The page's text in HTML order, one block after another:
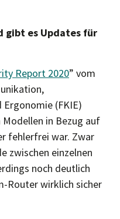
gibt es Updates für
Report 2020” vom
(FKIE)
in Bezug auf
fehlerfrei war. Zwar
zwischen einzelnen
noch deutlich
Router wirklich sicher